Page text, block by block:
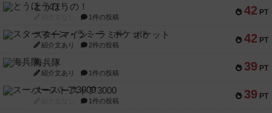
42 PT
とうほうの！
1件の投稿
42 PT
スターマイン・ラミー ポケット
紹介文あり 2件の投稿
39 PT
海兵隊
紹介文あり 1件の投稿
39 PT
スーパーストア3000
1件の投稿